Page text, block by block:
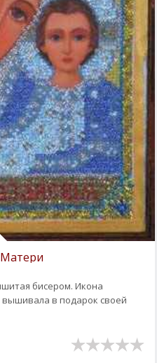
бисером. Икона
в подарок своей